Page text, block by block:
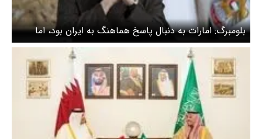
بلومبرگ: امارات به دنبال پاسخ هماهنگ به ایران بود، اما
عربستان و قطر با آن همراهی نکردند